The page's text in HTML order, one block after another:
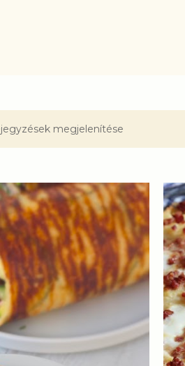
megjelenítése